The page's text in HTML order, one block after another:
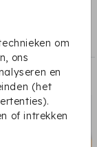
om
ons
en
(het
of intrekken